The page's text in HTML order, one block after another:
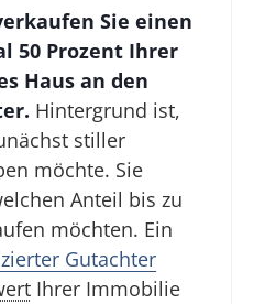
Sie einen
50 Prozent Ihrer
Haus an den
Hintergrund ist,
stiller
möchte. Sie
Anteil bis zu
möchten. Ein
Gutachter
Ihrer Immobilie